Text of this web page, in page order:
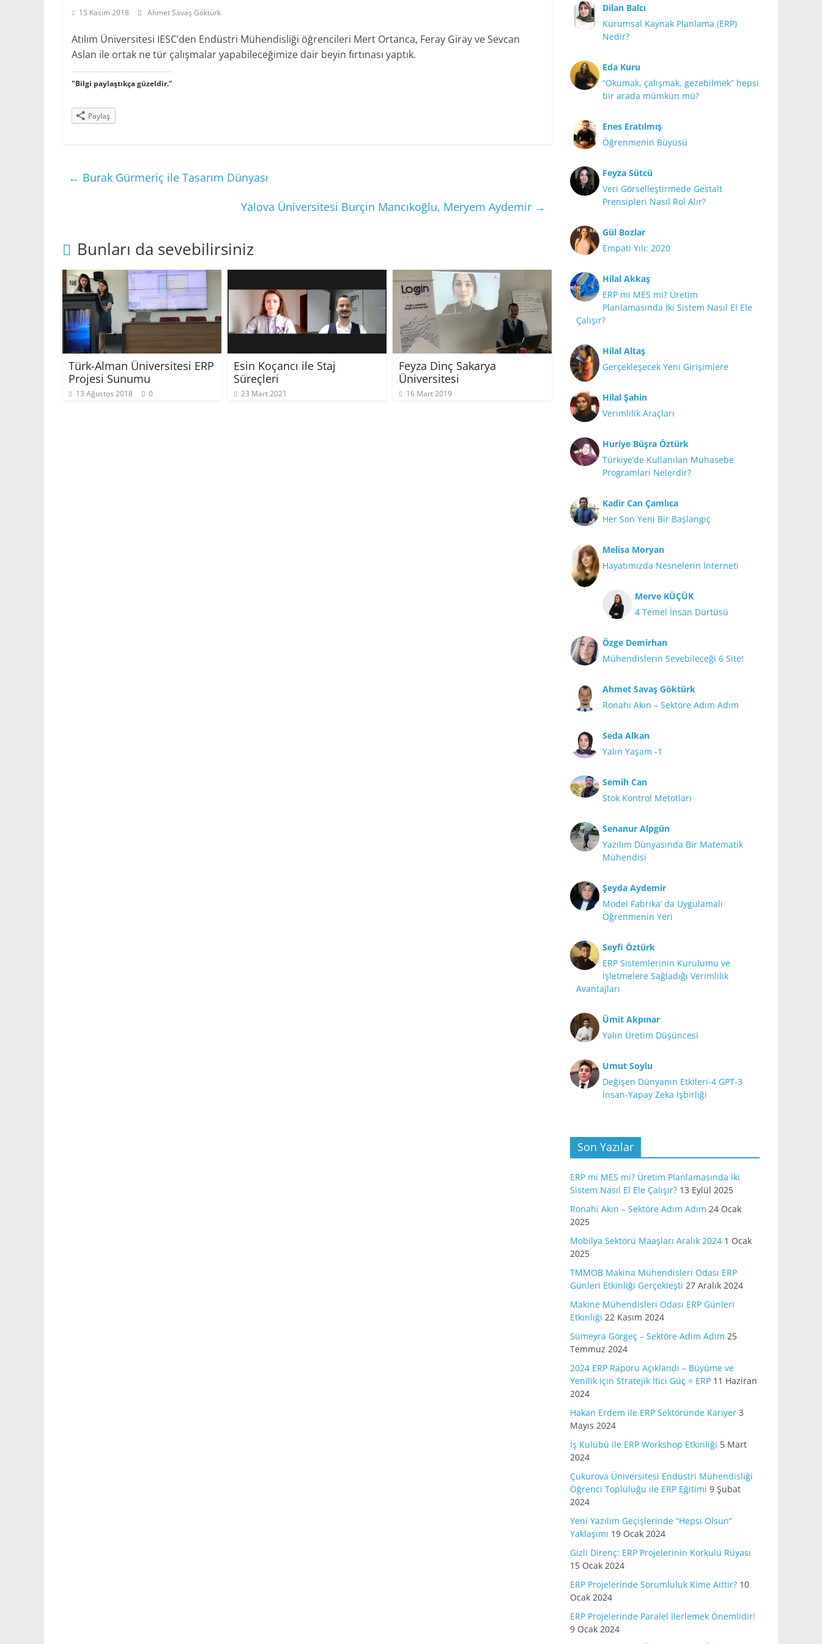
15 Kasım 2018 Ahmet Savaş Göktürk
Atılım Üniversitesi IESC’den Endüstri Mühendisliği öğrencileri Mert Ortanca, Feray Giray ve Sevcan
Aslan ile ortak ne tür çalışmalar yapabileceğimize dair beyin fırtınası yaptık.
"Bilgi paylaştıkça güzeldir."
Paylaş
← Burak Gürmeriç ile Tasarım Dünyası
Yalova Üniversitesi Burçin Mancıkoğlu, Meryem Aydemir →
Bunları da sevebilirsiniz
Türk-Alman Üniversitesi ERP
Projesi Sunumu
13 Ağustos 2018 0
Esin Koçancı ile Staj
Süreçleri
23 Mart 2021
Feyza Dinç Sakarya
Üniversitesi
16 Mart 2019
Dilan Balcı
Kurumsal Kaynak Planlama (ERP)
Nedir?
Eda Kuru
“Okumak, çalışmak, gezebilmek” hepsi
bir arada mümkün mü?
Enes Eratılmış
Öğrenmenin Büyüsü
Feyza Sütcü
Veri Görselleştirmede Gestalt
Prensipleri Nasıl Rol Alır?
Gül Bozlar
Empati Yılı: 2020
Hilal Akkaş
ERP mi MES mi? Üretim
Planlamasında İki Sistem Nasıl El Ele
Çalışır?
Hilal Altaş
Gerçekleşecek Yeni Girişimlere
Hilal Şahin
Verimlilik Araçları
Huriye Büşra Öztürk
Türkiye’de Kullanılan Muhasebe
Programları Nelerdir?
Kadir Can Çamlıca
Her Son Yeni Bir Başlangıç
Melisa Moryan
Hayatımızda Nesnelerin İnterneti
Merve KÜÇÜK
4 Temel İnsan Dürtüsü
Özge Demirhan
Mühendislerin Sevebileceği 6 Site!
Ahmet Savaş Göktürk
Ronahi Akın – Sektöre Adım Adım
Seda Alkan
Yalın Yaşam -1
Semih Can
Stok Kontrol Metotları
Senanur Alpgün
Yazılım Dünyasında Bir Matematik
Mühendisi
Şeyda Aydemir
Model Fabrika’ da Uygulamalı
Öğrenmenin Yeri
Seyfi Öztürk
ERP Sistemlerinin Kurulumu ve
İşletmelere Sağladığı Verimlilik
Avantajları
Ümit Akpınar
Yalın Üretim Düşüncesi
Umut Soylu
Değişen Dünyanın Etkileri-4 GPT-3
İnsan-Yapay Zeka İşbirliği
Son Yazılar
ERP mi MES mi? Üretim Planlamasında İki
Sistem Nasıl El Ele Çalışır? 13 Eylül 2025
Ronahi Akın – Sektöre Adım Adım 24 Ocak
2025
Mobilya Sektörü Maaşları Aralık 2024 1 Ocak
2025
TMMOB Makina Mühendisleri Odası ERP
Günleri Etkinliği Gerçekleşti 27 Aralık 2024
Makine Mühendisleri Odası ERP Günleri
Etkinliği 22 Kasım 2024
Sümeyra Görgeç – Sektöre Adım Adım 25
Temmuz 2024
2024 ERP Raporu Açıklandı – Büyüme ve
Yenilik için Stratejik İtici Güç = ERP 11 Haziran
2024
Hakan Erdem ile ERP Sektöründe Kariyer 3
Mayıs 2024
İş Kulübü ile ERP Workshop Etkinliği 5 Mart
2024
Çukurova Üniversitesi Endüstri Mühendisliği
Öğrenci Topluluğu ile ERP Eğitimi 9 Şubat
2024
Yeni Yazılım Geçişlerinde “Hepsi Olsun”
Yaklaşımı 19 Ocak 2024
Gizli Direnç: ERP Projelerinin Korkulu Rüyası
15 Ocak 2024
ERP Projelerinde Sorumluluk Kime Aittir? 10
Ocak 2024
ERP Projelerinde Paralel İlerlemek Önemlidir!
9 Ocak 2024